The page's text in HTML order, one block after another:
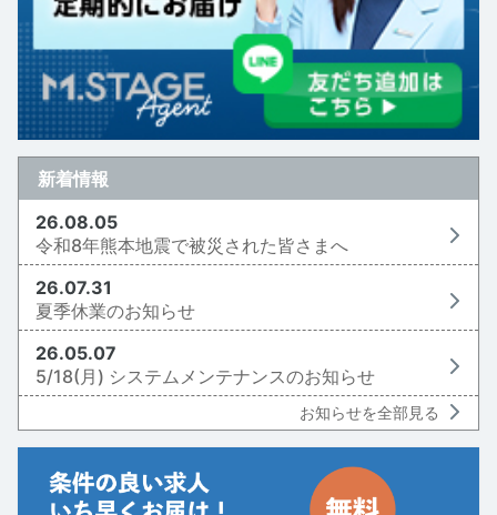
新着情報
26.08.05
令和8年熊本地震で被災された皆さまへ
26.07.31
夏季休業のお知らせ
26.05.07
5/18(月) システムメンテナンスのお知らせ
お知らせを全部見る